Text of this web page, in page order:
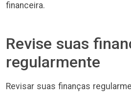
financeira.
Revise suas
regularmente
Revisar suas finanças